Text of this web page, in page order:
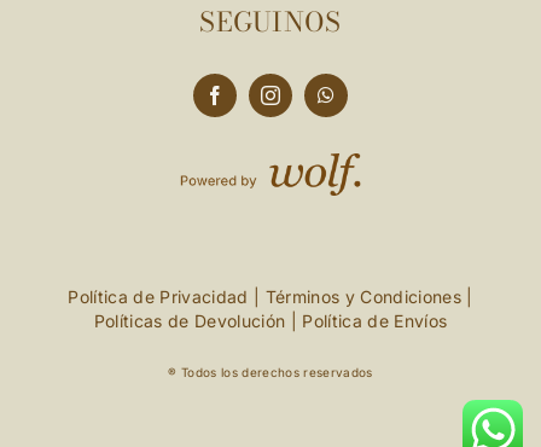
SEGUINOS
Política de Privacidad Términos y Condiciones|
Políticas de Devolución
Política de Envíos
® Todos los derechos reservados